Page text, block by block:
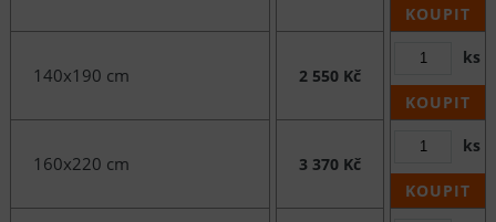
KOUPIT
140x190 cm 2 550 Kč
ks
KOUPIT
160x220 cm 3 370 Kč
ks
KOUPIT